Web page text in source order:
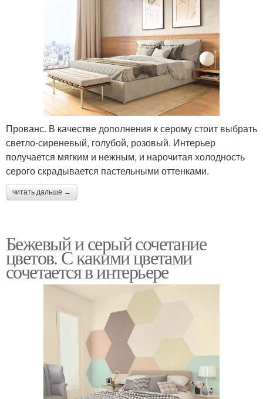
Прованс. В качестве дополнения к серому стоит выбрать
светло-сиреневый, голубой, розовый. Интерьер
получается мягким и нежным, и нарочитая холодность
серого скрадывается пастельными оттенками.
читать дальше →
Бежевый и серый сочетание
цветов. С какими цветами
сочетается в интерьере